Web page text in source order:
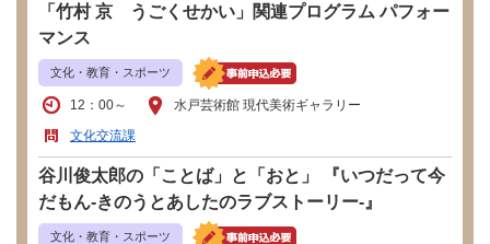
「竹村 京 うごくせかい」関連プログラム パフォー
マンス
文化・教育・スポーツ
12：00～
水戸芸術館 現代美術ギャラリー
文化交流課
谷川俊太郎の「ことば」と「おと」 『いつだって今
だもん-きのうとあしたのラブストーリー-』
文化・教育・スポーツ